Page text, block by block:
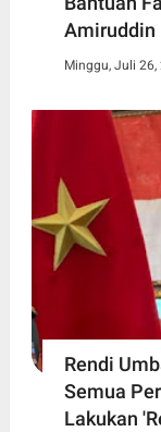
Amiruddin
Minggu, Juli 26,
Rendi
Semua
Lakukan